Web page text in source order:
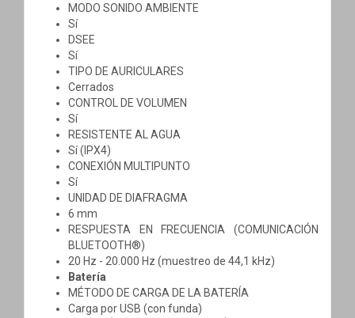
MODO SONIDO AMBIENTE
Sí
DSEE
Sí
TIPO DE AURICULARES
Cerrados
CONTROL DE VOLUMEN
Sí
RESISTENTE AL AGUA
Sí (IPX4)
CONEXIÓN MULTIPUNTO
Sí
UNIDAD DE DIAFRAGMA
6 mm
RESPUESTA EN FRECUENCIA (COMUNICACIÓN
BLUETOOTH®)
20 Hz - 20.000 Hz (muestreo de 44,1 kHz)
Batería
MÉTODO DE CARGA DE LA BATERÍA
Carga por USB (con funda)